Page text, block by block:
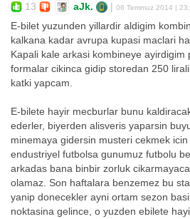
13 aJk. | 06 Temmuz 2014 |
E-bilet yuzunden yillardir aldigim
kalkana kadar avrupa kupasi maclari
Kapali kale arkasi kombineye ayirdigim
formalar cikinca gidip storedan 250
katki yapcam.
E-bilete hayir mecburlar bunu
ederler, biyerden alisveris yaparsin
minemaya gidersin musteri cekmek
endustriyel futbolsa gunumuz futbolu
arkadas bana binbir zorluk
olamaz. Son haftalara benzemez bu
yanip donecekler ayni ortam sezon
noktasina gelince, o yuzden ebilete